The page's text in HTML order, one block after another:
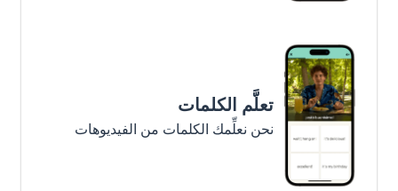
تعلَّم الكلمات
نحن نعلِّمك الكلمات من الفيديوهات